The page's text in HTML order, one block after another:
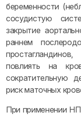
беременности
сосудистую
закрытие
раннем
повлиять на
сократительную
риск маточных
При применении